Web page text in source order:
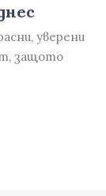
уверени
защото